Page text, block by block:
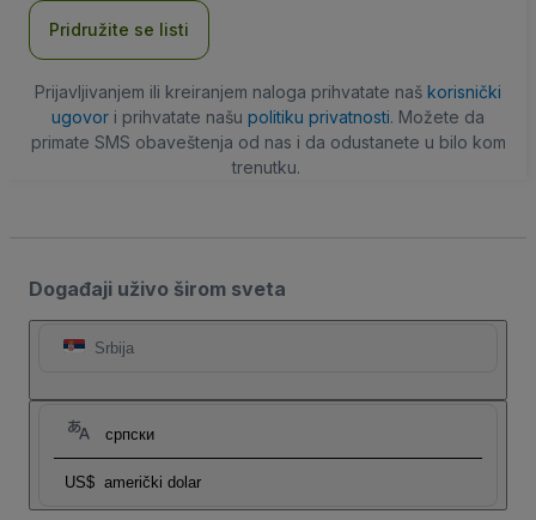
Pridružite se listi
Prijavljivanjem ili kreiranjem naloga prihvatate naš korisnički
ugovor i prihvatate našu politiku privatnosti. Možete da
primate SMS obaveštenja od nas i da odustanete u bilo kom
trenutku.
Događaji uživo širom sveta
Srbija
српски
US$ američki dolar